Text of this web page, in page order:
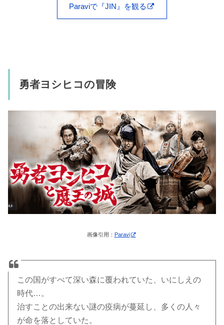
Paraviで『JIN』を観る
勇者ヨシヒコの冒険
画像引用： Paravi
この国がすべて深い森に覆われていた、いにしえの
時代…。
治すことの出来ない謎の疫病が蔓延し、多くの人々
が命を落としていた。